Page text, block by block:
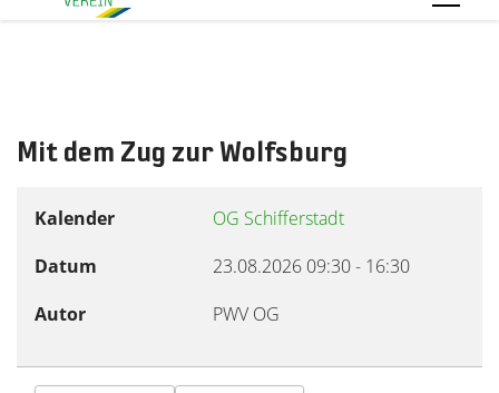
Mit dem Zug zur Wolfsburg
Kalender
OG Schifferstadt
Datum
23.08.2026 09:30- 16:30
Autor
PWV OG